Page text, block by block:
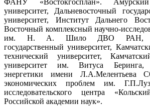
университет, Дальневосточный
университет, Институт Дальнего
Восточный комплексный научно-
им. Н. А. Шило ДВО РАН,
государственный университет,
технический университет,
университет им. Витуса Беринга,
энергетики имени Л.А.Мелентьева
экономических проблем им.
исследовательского центра
Российской академии наук».